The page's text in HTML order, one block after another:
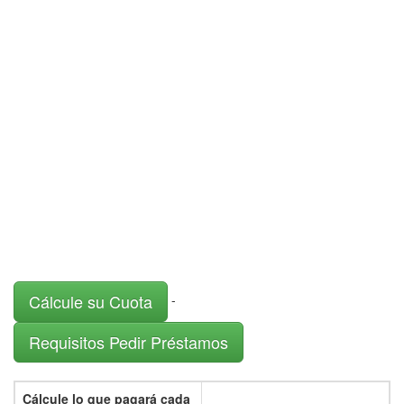
Cálcule su Cuota -
Requisitos Pedir Préstamos
Cálcule lo que pagará cada